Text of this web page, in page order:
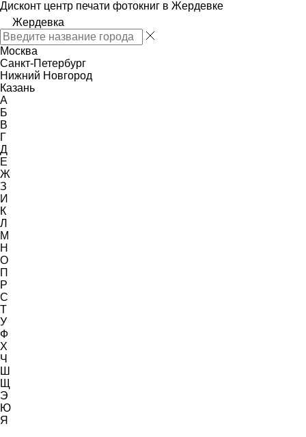
Дисконт центр печати фотокниг в Жердевке
Жердевка
Москва
Санкт-Петербург
Нижний Новгород
Казань
А
Б
В
Г
Д
Е
Ж
З
И
К
Л
М
Н
О
П
Р
С
Т
У
Ф
Х
Ч
Ш
Щ
Э
Ю
Я